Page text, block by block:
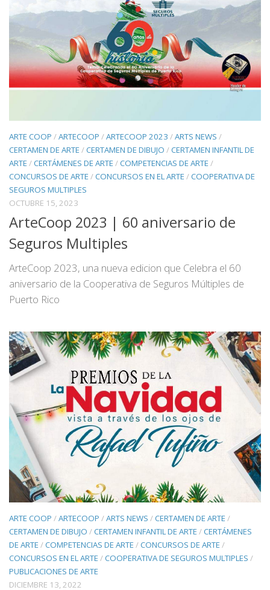
ARTE COOP /ARTECOOP /ARTECOOP 2023 /ARTS NEWS /
CERTAMEN DE ARTE /CERTAMEN DE DIBUJO /CERTAMEN INFANTIL DE
ARTE /CERTÁMENES DE ARTE /COMPETENCIAS DE ARTE /
CONCURSOS DE ARTE /CONCURSOS EN EL ARTE /COOPERATIVA DE
SEGUROS MULTIPLES
OCTUBRE 15, 2023
ArteCoop 2023 | 60 aniversario de
Seguros Multiples
ArteCoop 2023, una nueva edicion que Celebra el 60
aniversario de la Cooperativa de Seguros Múltiples de
Puerto Rico
ARTE COOP /ARTECOOP /ARTS NEWS /CERTAMEN DE ARTE /
CERTAMEN DE DIBUJO /CERTAMEN INFANTIL DE ARTE /CERTÁMENES
DE ARTE /COMPETENCIAS DE ARTE /CONCURSOS DE ARTE /
CONCURSOS EN EL ARTE /COOPERATIVA DE SEGUROS MULTIPLES /
PUBLICACIONES DE ARTE
DICIEMBRE 13, 2022